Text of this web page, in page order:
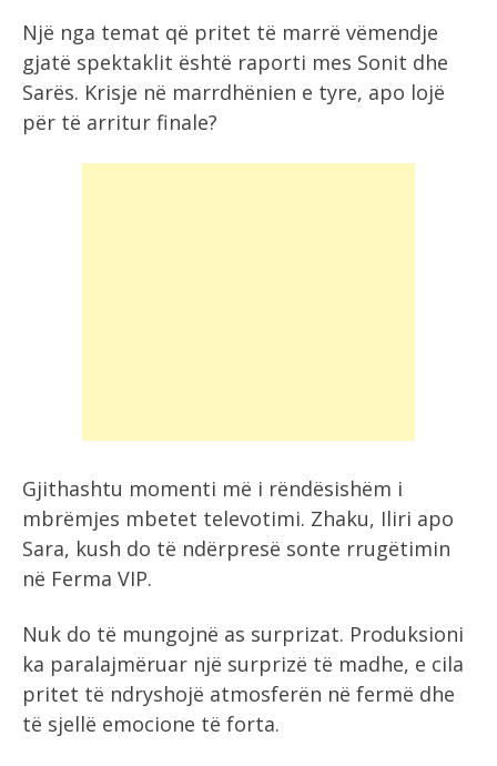
Një nga temat që pritet të marrë vëmendje
gjatë spektaklit është raporti mes Sonit dhe
Sarës. Krisje në marrdhënien e tyre, apo lojë
për të arritur finale?
Gjithashtu momenti më i rëndësishëm i
mbrëmjes mbetet televotimi. Zhaku, Iliri apo
Sara, kush do të ndërpresë sonte rrugëtimin
në Ferma VIP.
Nuk do të mungojnë as surprizat. Produksioni
ka paralajmëruar një surprizë të madhe, e cila
pritet të ndryshojë atmosferën në fermë dhe
të sjellë emocione të forta.